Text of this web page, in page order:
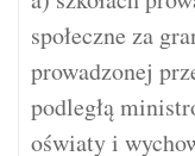
społeczne za
prowadzonej
podległą
oświaty i